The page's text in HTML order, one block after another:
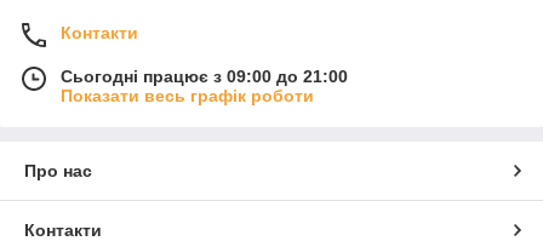
Контакти
Сьогодні працює з 09:00 до 21:00
Показати весь графік роботи
Про нас
Контакти